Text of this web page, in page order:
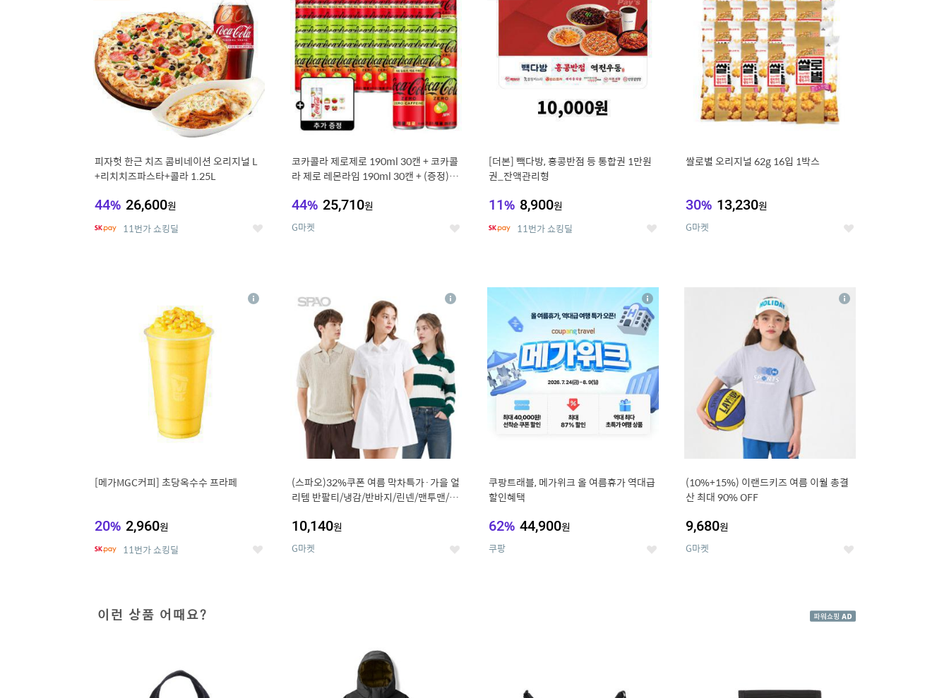
피자헛 한근 치즈 콤비네이션 오리지널 L
+리치치즈파스타+콜라 1.25L
44% 26,600원
11번가 쇼킹딜 좋
코카콜라 제로제로 190ml 30캔 + 코카콜
라 제로 레몬라임 190ml 30캔 + (증정) 콜
44% 25,710원
G마켓 좋
[더본] 빽다방, 홍콩반점 등 통합권 1만원
권_잔액관리형
11% 8,900원
11번가 쇼킹딜 좋
쌀로별 오리지널 62g 16입 1박스
30% 13,230원
G마켓 좋
[메가MGC커피] 초당옥수수 프라페
20% 2,960원
11번가 쇼킹딜 좋
상
(스파오)32%쿠폰 여름 막차특가·가을 얼
리템 반팔티/냉감/반바지/린넨/맨투맨/슬
10,140원
G마켓 좋
상
7
쿠팡트래블, 메가위크 올 여름휴가 역대급
할인혜택
62% 44,900원
쿠팡 좋
상
세
(10%+15%) 이랜드키즈 여름 이월 총결
산 최대 90% OFF
9,680원
G마켓 좋
상
이런 상품 어때요?